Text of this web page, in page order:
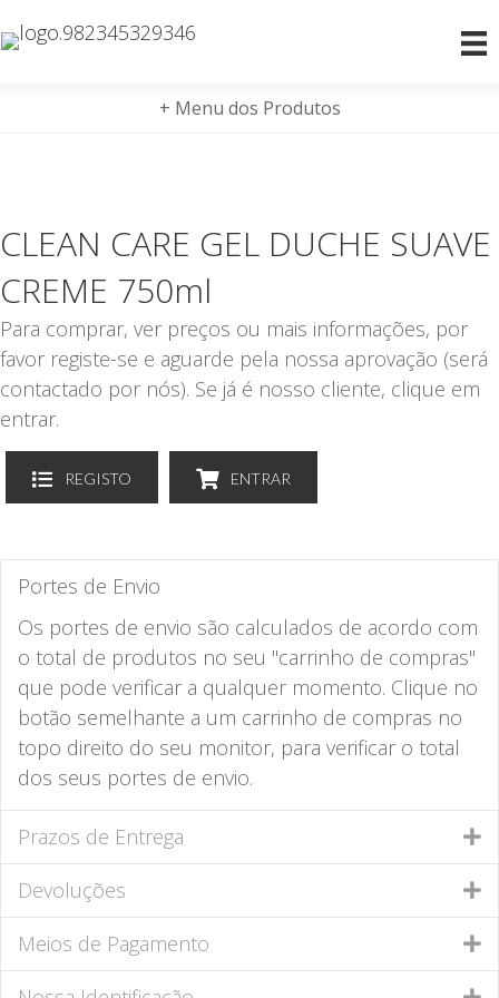
+ Menu dos Produtos
CLEAN CARE GEL DUCHE SUAVE
CREME 750ml
Para comprar, ver preços ou mais informações, por
favor registe-se e aguarde pela nossa aprovação (será
contactado por nós). Se já é nosso cliente, clique em
entrar.
REGISTO ENTRAR
Portes de Envio
Os portes de envio são calculados de acordo com
o total de produtos no seu "carrinho de compras"
que pode verificar a qualquer momento. Clique no
botão semelhante a um carrinho de compras no
topo direito do seu monitor, para verificar o total
dos seus portes de envio.
Prazos de Entrega
Devoluções
Meios de Pagamento